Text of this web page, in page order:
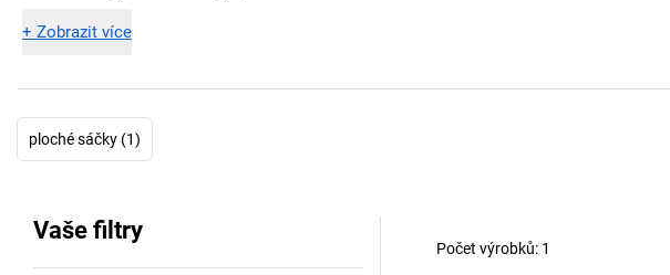
+ Zobrazit více
ploché sáčky (1)
Vaše filtry
Počet výrobků: 1